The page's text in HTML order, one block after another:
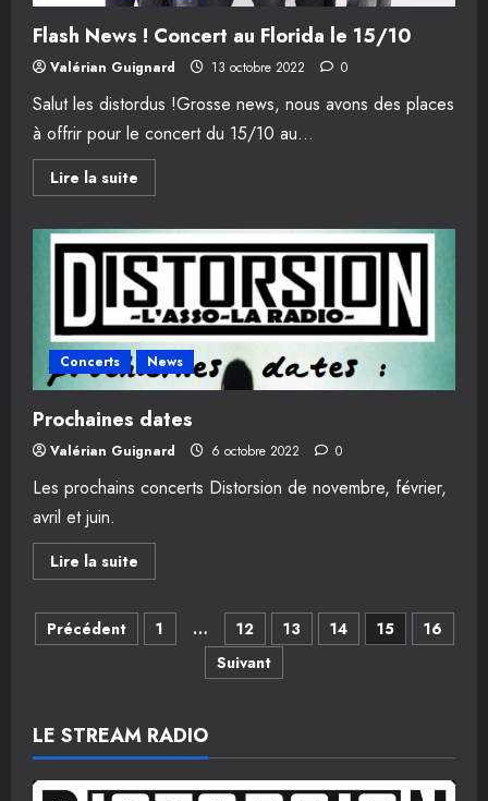
Flash News ! Concert au Florida le 15/10
Valérian Guignard 13 octobre 2022 0
Salut les distordus !Grosse news, nous avons des places
à offrir pour le concert du 15/10 au...
Lire la suite
savoir
Flash
News
!
Concert
au
Florida
le
15/10
Concerts News
Prochaines dates
Valérian Guignard 6 octobre 2022 0
Les prochains concerts Distorsion de novembre, février,
avril et juin.
Lire la suite
savoir
Prochaines
dates
Navigation
articles
Précédent 1 … 12 13 14 15
16
Suivant
LE STREAM RADIO